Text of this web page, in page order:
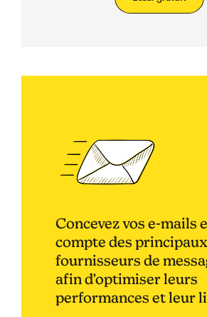
Concevez vos e-mails
compte des principaux
fournisseurs de
afin d’optimiser leurs
performances et leur